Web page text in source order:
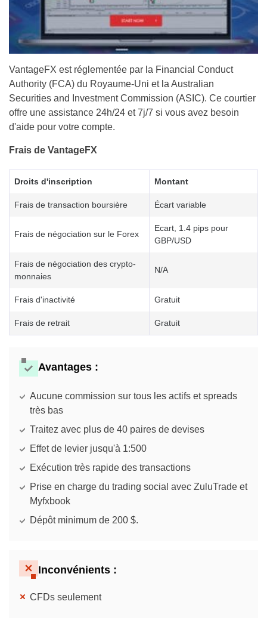
VantageFX est réglementée par la Financial Conduct
Authority (FCA) du Royaume-Uni et la Australian
Securities and Investment Commission (ASIC). Ce courtier
offre une assistance 24h/24 et 7j/7 si vous avez besoin
d'aide pour votre compte.
Frais de VantageFX
Droits d'inscription Montant
Frais de transaction boursière Écart variable
Frais de négociation sur le Forex
Ecart, 1.4 pips pour
GBP/USD
Frais de négociation des crypto-
monnaies
N/A
Frais d'inactivité Gratuit
Frais de retrait Gratuit
Avantages :
Aucune commission sur tous les actifs et spreads
très bas
Traitez avec plus de 40 paires de devises
Effet de levier jusqu'à 1:500
Exécution très rapide des transactions
Prise en charge du trading social avec ZuluTrade et
Myfxbook
Dépôt minimum de 200 $.
Inconvénients :
CFDs seulement